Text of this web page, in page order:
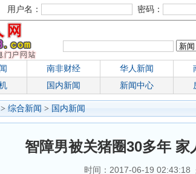
用户名： 密码：
南非财经 华人新闻
国内新闻 新闻中心
> 综合新闻 > 国内新闻
智障男被关猪圈30多年
时间：2017-06-19 02:43:18